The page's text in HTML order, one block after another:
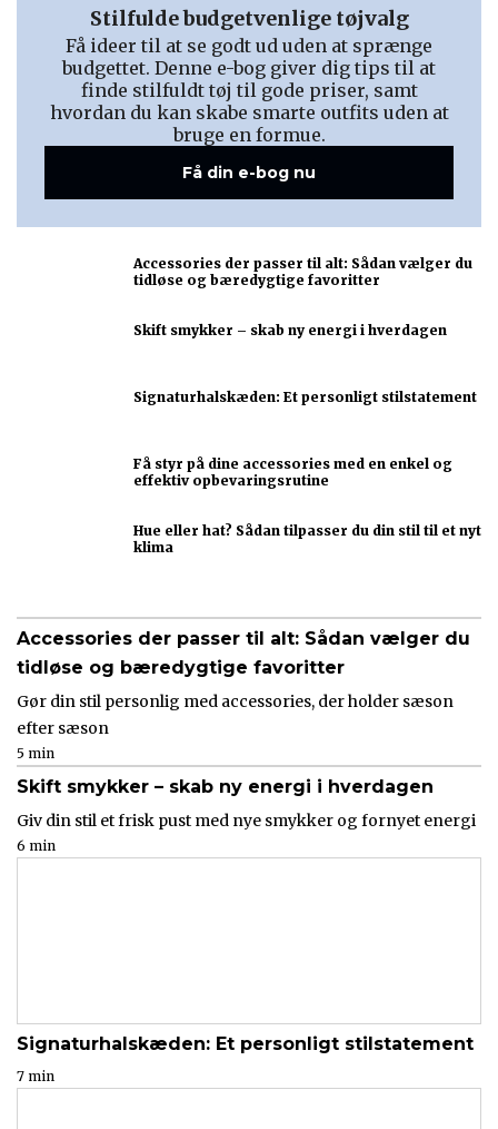
Stilfulde budgetvenlige tøjvalg
Få ideer til at se godt ud uden at sprænge
budgettet. Denne e-bog giver dig tips til at
finde stilfuldt tøj til gode priser, samt
hvordan du kan skabe smarte outfits uden at
bruge en formue.
Få din e-bog nu
Accessories der passer til alt: Sådan vælger du
tidløse og bæredygtige favoritter
Skift smykker – skab ny energi i hverdagen
Signaturhalskæden: Et personligt stilstatement
Få styr på dine accessories med en enkel og
effektiv opbevaringsrutine
Hue eller hat? Sådan tilpasser du din stil til et nyt
klima
Accessories der passer til alt: Sådan vælger du
tidløse og bæredygtige favoritter
Gør din stil personlig med accessories, der holder sæson
efter sæson
5 min
Skift smykker – skab ny energi i hverdagen
Giv din stil et frisk pust med nye smykker og fornyet energi
6 min
Signaturhalskæden: Et personligt stilstatement
7 min